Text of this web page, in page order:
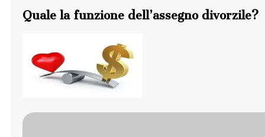
Quale la funzione dell’assegno divorzile?